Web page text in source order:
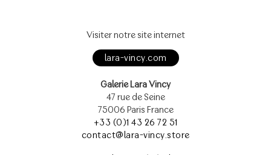
Visiter notre site internet
lara-vincy.com
Galerie Lara Vincy
47 rue de Seine
75006 Paris France
+33 (0)1 43 26 72 51
contact@lara-vincy.store